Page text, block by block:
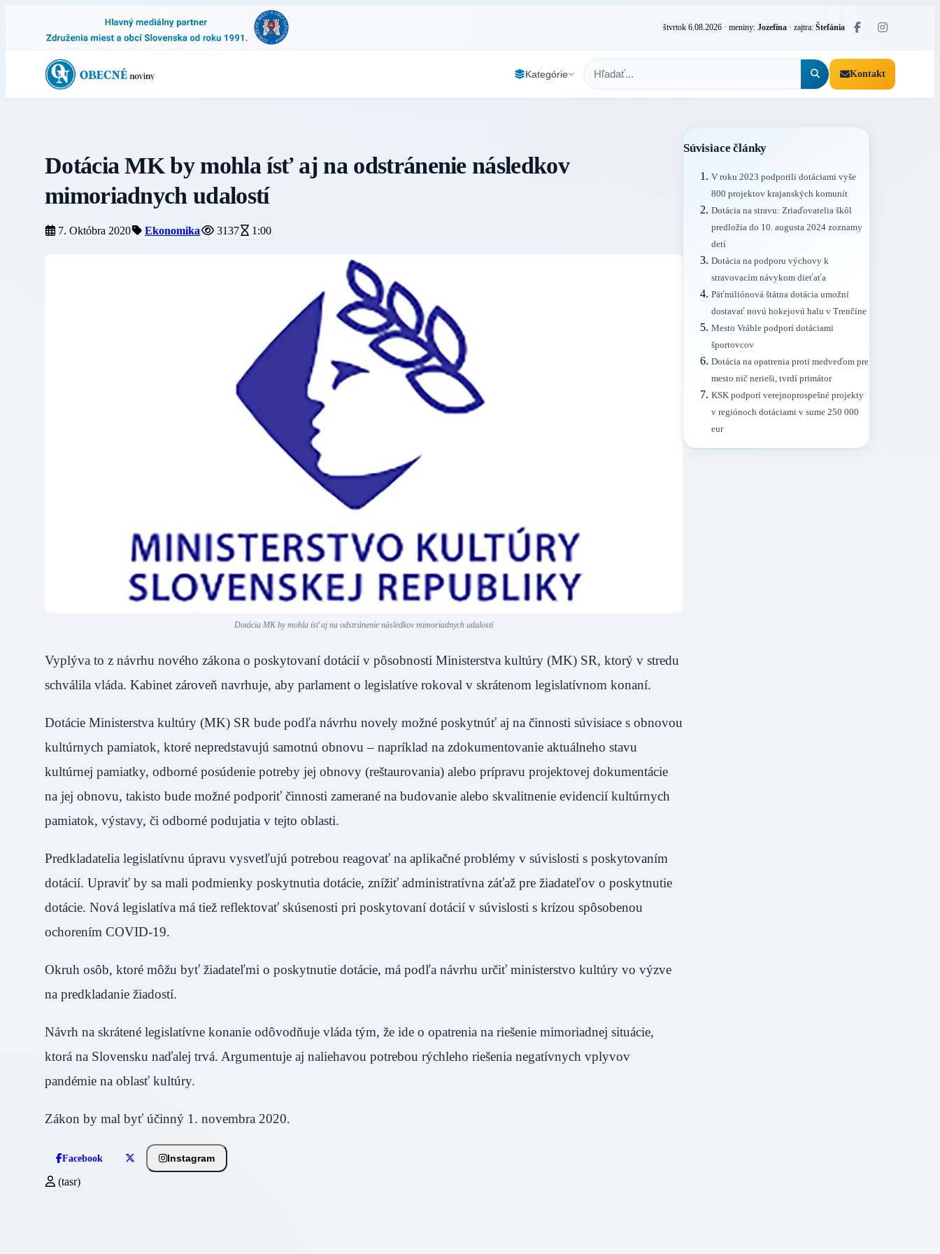
štvrtok 6.08.2026 · meniny: Jozefína · zajtra: Štefánia
Kategórie Kontakt
Dotácia MK by mohla ísť aj na odstránenie následkov
mimoriadnych udalostí
7. Októbra 2020 Ekonomika 3137 1:00
Dotácia MK by mohla ísť aj na odstránenie následkov mimoriadnych udalostí
Vyplýva to z návrhu nového zákona o poskytovaní dotácií v pôsobnosti Ministerstva kultúry (MK) SR, ktorý v stredu
schválila vláda. Kabinet zároveň navrhuje, aby parlament o legislatíve rokoval v skrátenom legislatívnom konaní.
Dotácie Ministerstva kultúry (MK) SR bude podľa návrhu novely možné poskytnúť aj na činnosti súvisiace s obnovou
kultúrnych pamiatok, ktoré nepredstavujú samotnú obnovu – napríklad na zdokumentovanie aktuálneho stavu
kultúrnej pamiatky, odborné posúdenie potreby jej obnovy (reštaurovania) alebo prípravu projektovej dokumentácie
na jej obnovu, takisto bude možné podporiť činnosti zamerané na budovanie alebo skvalitnenie evidencií kultúrnych
pamiatok, výstavy, či odborné podujatia v tejto oblasti.
Predkladatelia legislatívnu úpravu vysvetľujú potrebou reagovať na aplikačné problémy v súvislosti s poskytovaním
dotácií. Upraviť by sa mali podmienky poskytnutia dotácie, znížiť administratívna záťaž pre žiadateľov o poskytnutie
dotácie. Nová legislatíva má tiež reflektovať skúsenosti pri poskytovaní dotácií v súvislosti s krízou spôsobenou
ochorením COVID-19.
Okruh osôb, ktoré môžu byť žiadateľmi o poskytnutie dotácie, má podľa návrhu určiť ministerstvo kultúry vo výzve
na predkladanie žiadostí.
Návrh na skrátené legislatívne konanie odôvodňuje vláda tým, že ide o opatrenia na riešenie mimoriadnej situácie,
ktorá na Slovensku naďalej trvá. Argumentuje aj naliehavou potrebou rýchleho riešenia negatívnych vplyvov
pandémie na oblasť kultúry.
Zákon by mal byť účinný 1. novembra 2020.
Facebook Instagram
(tasr)
Súvisiace články
V roku 2023 podporili dotáciami vyše
800 projektov krajanských komunít
Dotácia na stravu: Zriaďovatelia škôl
predložia do 10. augusta 2024 zoznamy
detí
Dotácia na podporu výchovy k
stravovacím návykom dieťaťa
Päťmiliónová štátna dotácia umožní
dostavať novú hokejovú halu v Trenčíne
Mesto Vráble podporí dotáciami
športovcov
Dotácia na opatrenia proti medveďom pre
mesto nič nerieši, tvrdí primátor
KSK podporí verejnoprospešné projekty
v regiónoch dotáciami v sume 250 000
eur